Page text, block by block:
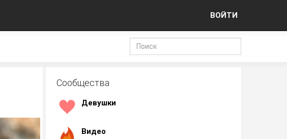
ВОЙТИ
Сообщества
Девушки
Видео